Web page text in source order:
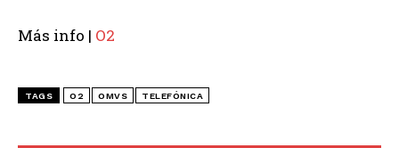
Más info | O2
TAGS O2 OMVS TELEFÓNICA